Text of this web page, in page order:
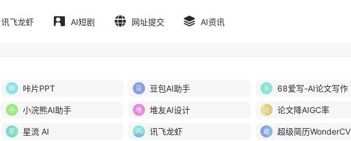
讯飞龙虾 AI短剧 网址提交 AI资讯
咔片PPT 豆包AI助手 68爱写-AI论文写作
小浣熊AI助手 堆友AI设计 论文降AIGC率
星流 AI 讯飞龙虾 超级简历WonderCV